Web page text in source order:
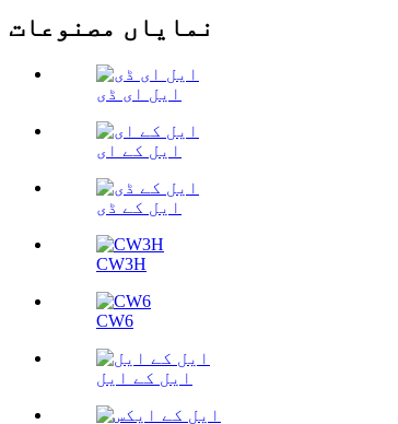
نمایاں مصنوعات
ایل ای ڈی
ایل کے ای
ایل کے ڈی
CW3H
CW6
ایل کے ایل